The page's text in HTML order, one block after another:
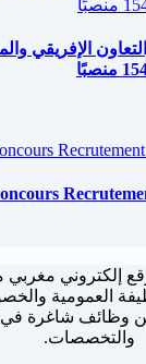
الإفريقي
إلكتروني
العمومية
وظائف شاغرة في
والتخصصات.